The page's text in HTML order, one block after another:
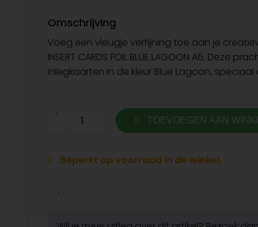
Omschrijving
Voeg een vleugje verfijning toe aan je
INSERT CARDS FOIL BLUE LAGOON A6. Deze
inlegkaarten in de kleur Blue Lagoon, speciaal
TOEVOEGEN AAN
Beperkt op voorraad in de winkel.